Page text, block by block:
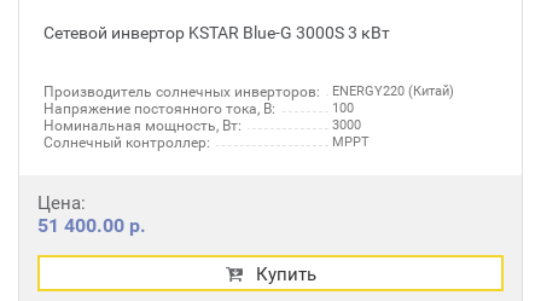
Сетевой инвертор KSTAR Blue-G 3000S 3 кВт
Производитель солнечных инверторов: ENERGY220 (Китай)
Напряжение постоянного тока, В: 100
Номинальная мощность, Вт: 3000
Солнечный контроллер: MPPT
Цена:
51 400.00 р.
Купить